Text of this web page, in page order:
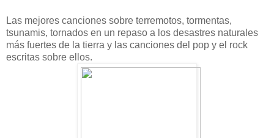
Las mejores canciones sobre terremotos, tormentas,
tsunamis, tornados en un repaso a los desastres naturales
más fuertes de la tierra y las canciones del pop y el rock
escritas sobre ellos.